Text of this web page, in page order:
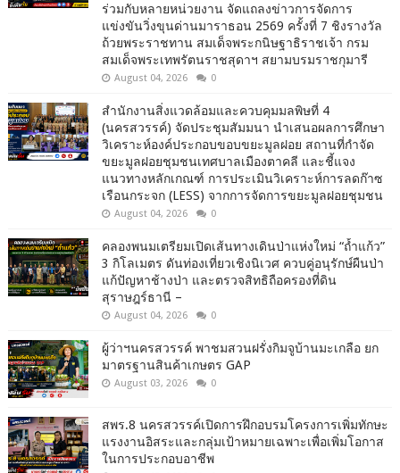
ร่วมกับหลายหน่วยงาน จัดแถลงข่าวการจัดการ
แข่งขันวิ่งขุนด่านมาราธอน 2569 ครั้งที่ 7 ชิงรางวัล
ถ้วยพระราชทาน สมเด็จพระกนิษฐาธิราชเจ้า กรม
สมเด็จพระเทพรัตนราชสุดาฯ สยามบรมราชกุมารี
August 04, 2026 0
สำนักงานสิ่งแวดล้อมและควบคุมมลพิษที่ 4
(นครสวรรค์) จัดประชุมสัมมนา นำเสนอผลการศึกษา
วิเคราะห์องค์ประกอบขอบขยะมูลฝอย สถานที่กำจัด
ขยะมูลฝอยชุมชนเทศบาลเมืองตาคลี และชี้แจง
แนวทางหลักเกณฑ์ การประเมินวิเคราะห์การลดก๊าซ
เรือนกระจก (LESS) จากการจัดการขยะมูลฝอยชุมชน
August 04, 2026 0
คลองพนมเตรียมเปิดเส้นทางเดินป่าแห่งใหม่ “ถ้ำแก้ว”
3 กิโลเมตร ดันท่องเที่ยวเชิงนิเวศ ควบคู่อนุรักษ์ผืนป่า
แก้ปัญหาช้างป่า และตรวจสิทธิถือครองที่ดิน
สุราษฎร์ธานี –
August 04, 2026 0
ผู้ว่าฯนครสวรรค์ พาชมสวนฝรั่งกิมจูบ้านมะเกลือ ยก
มาตรฐานสินค้าเกษตร GAP
August 03, 2026 0
สพร.8 นครสวรรค์เปิดการฝึกอบรมโครงการเพิ่มทักษะ
แรงงานอิสระและกลุ่มเป้าหมายเฉพาะเพื่อเพิ่มโอกาส
ในการประกอบอาชีพ